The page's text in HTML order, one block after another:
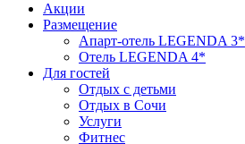
Акции
Размещение
Апарт-отель LEGENDA 3*
Отель LEGENDA 4*
Для гостей
Отдых с детьми
Отдых в Сочи
Услуги
Фитнес